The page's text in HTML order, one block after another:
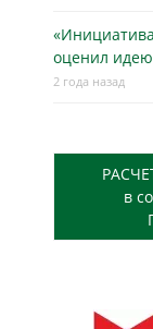
оценил идею
2 года назад
в